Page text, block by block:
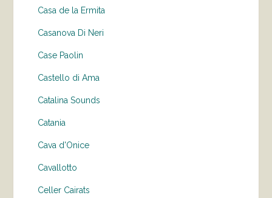
Casa de la Ermita
Casanova Di Neri
Case Paolin
Castello di Ama
Catalina Sounds
Catania
Cava d'Onice
Cavallotto
Celler Cairats